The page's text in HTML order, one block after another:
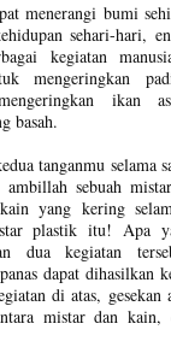
menerangi bumi
sehari-hari,
kegiatan
mengeringkan
ikan
basah.
tanganmu selama
ambillah sebuah
kain yang kering
plastik itu! Apa
dua kegiatan
dapat dihasilkan
di atas, gesekan
mistar dan kain,